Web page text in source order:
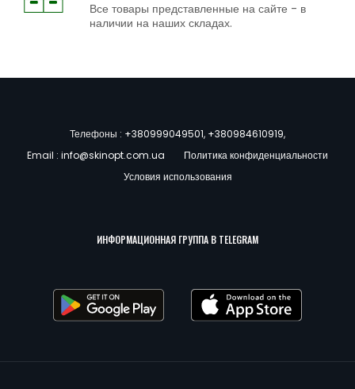
Все товары представленные на сайте - в
наличии на наших складах.
Телефоны : +380999049501, +380984610919,
Email : info@skinopt.com.ua
Политика конфиденциальности
Условия использования
ИНФОРМАЦИОННАЯ ГРУППА В TELEGRAM